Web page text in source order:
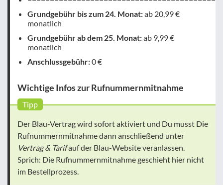
Grundgebühr bis zum 24. Monat:ab 20,99 €
monatlich
Grundgebühr ab dem 25. Monat:ab 9,99 €
monatlich
Anschlussgebühr:0 €
Wichtige Infos zur Rufnummernmitnahme
Tipp
Der Blau-Vertrag wird sofort aktiviert und Du musst Die
Rufnummernmitnahme dann anschließend unter
Vertrag & Tarifauf der Blau-Website veranlassen.
Sprich: Die Rufnummernmitnahme geschieht hier nicht
im Bestellprozess.